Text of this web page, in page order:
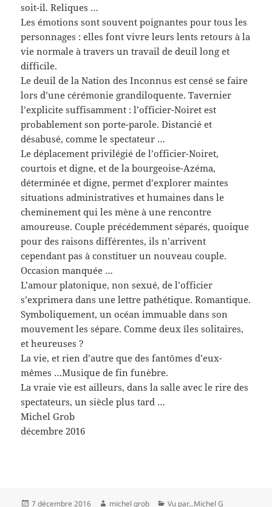
soit-il. Reliques …
Les émotions sont souvent poignantes pour tous les
personnages : elles font vivre leurs lents retours à la
vie normale à travers un travail de deuil long et
difficile.
Le deuil de la Nation des Inconnus est censé se faire
lors d’une cérémonie grandiloquente. Tavernier
l’explicite suffisamment : l’officier-Noiret est
probablement son porte-parole. Distancié et
désabusé, comme le spectateur …
Le déplacement privilégié de l’officier-Noiret,
courtois et digne, et de la bourgeoise-Azéma,
déterminée et digne, permet d’explorer maintes
situations administratives et humaines dans le
cheminement qui les mène à une rencontre
amoureuse. Couple précédemment séparés, quoique
pour des raisons différentes, ils n’arrivent
cependant pas à constituer un nouveau couple.
Occasion manquée …
L’amour platonique, non sexué, de l’officier
s’exprimera dans une lettre pathétique. Romantique.
Symboliquement, un océan immuable dans son
mouvement les sépare. Comme deux îles solitaires,
et heureuses ?
La vie, et rien d’autre que des fantômes d’eux-
mêmes …Musique de fin funèbre.
La vraie vie est ailleurs, dans la salle avec le rire des
spectateurs, un siècle plus tard …
Michel Grob
décembre 2016
Publié
7 décembre 2016 Auteur
michel grob Catégories
Vu par...Michel G